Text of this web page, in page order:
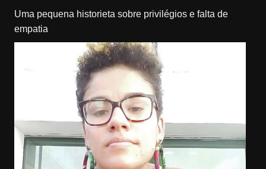
Uma pequena historieta sobre privilégios e falta de
empatia